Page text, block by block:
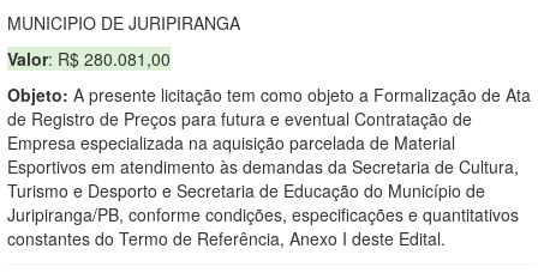
MUNICIPIO DE JURIPIRANGA
Valor: R$ 280.081,00
Objeto: A presente licitação tem como objeto a Formalização de Ata
de Registro de Preços para futura e eventual Contratação de
Empresa especializada na aquisição parcelada de Material
Esportivos em atendimento às demandas da Secretaria de Cultura,
Turismo e Desporto e Secretaria de Educação do Município de
Juripiranga/PB, conforme condições, especificações e quantitativos
constantes do Termo de Referência, Anexo I deste Edital.